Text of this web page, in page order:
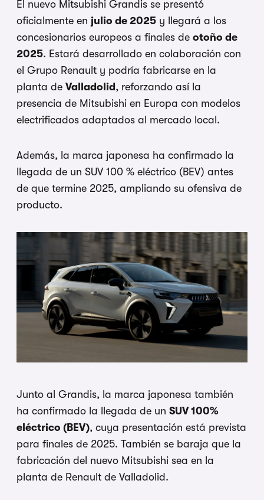
El nuevo Mitsubishi Grandis se presentó
oficialmente en julio de 2025 y llegará a los
concesionarios europeos a finales de otoño de
2025. Estará desarrollado en colaboración con
el Grupo Renault y podría fabricarse en la
planta de Valladolid , reforzando así la
presencia de Mitsubishi en Europa con modelos
electrificados adaptados al mercado local.
Además, la marca japonesa ha confirmado la
llegada de un SUV 100 % eléctrico (BEV) antes
de que termine 2025, ampliando su ofensiva de
producto.
Junto al Grandis, la marca japonesa también
ha confirmado la llegada de un SUV 100%
eléctrico (BEV), cuya presentación está prevista
para finales de 2025. También se baraja que la
fabricación del nuevo Mitsubishi sea en la
planta de Renault de Valladolid.